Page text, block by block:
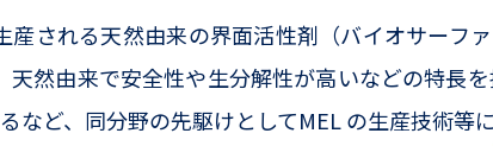
される天然由来の界面活性剤（バイオサーフ
然由来で安全性や生分解性が高いなどの特長
ど、同分野の先駆けとしてMEL の生産技術等